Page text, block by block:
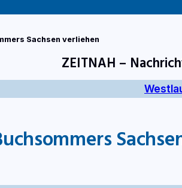
Sachsen verliehen
ZEITNAH –